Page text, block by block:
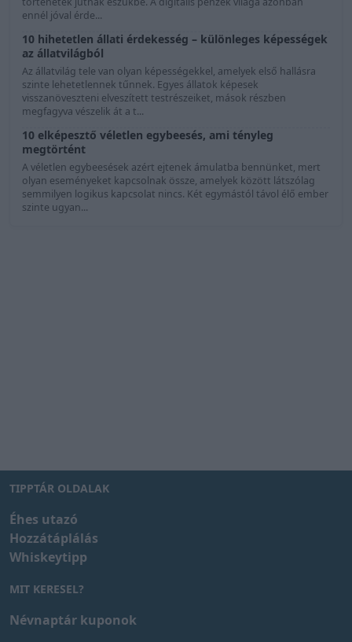
ennél jóval érde...
10 hihetetlen állati érdekesség – különleges képességek
az állatvilágból
Az állatvilág tele van olyan képességekkel, amelyek első hallásra
szinte lehetetlennek tűnnek. Egyes állatok képesek
visszanöveszteni elveszített testrészeiket, mások részben
megfagyva vészelik át a t...
10 elképesztő véletlen egybeesés, ami tényleg
megtörtént
A véletlen egybeesések azért ejtenek ámulatba bennünket, mert
olyan eseményeket kapcsolnak össze, amelyek között látszólag
semmilyen logikus kapcsolat nincs. Két egymástól távol élő ember
szinte ugyan...
TIPPTÁR OLDALAK
Éhes utazó
Hozzátáplálás
Whiskeytipp
MIT KERESEL?
Névnaptár kuponok